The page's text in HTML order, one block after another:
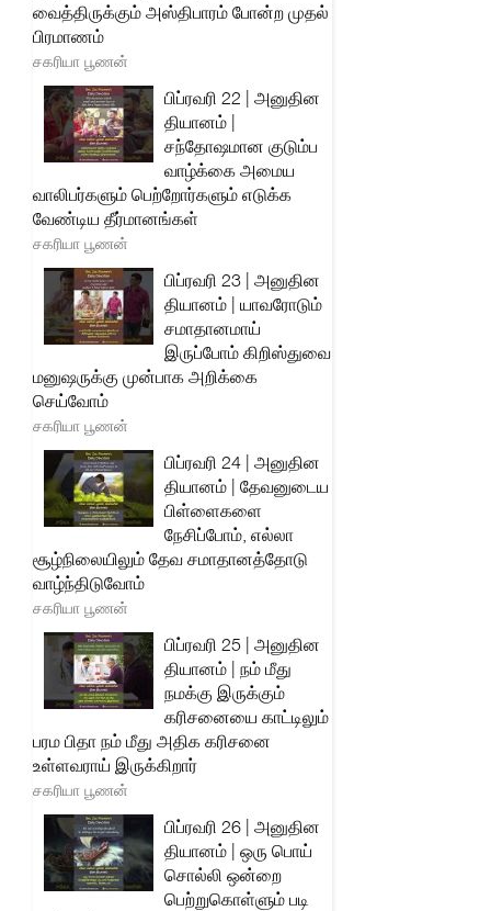
வைத்திருக்கும் அஸ்திபாரம் போன்ற முதல்
பிரமாணம்
சகரியா பூணன்
பிப்ரவரி 22 | அனுதின
தியானம் |
சந்தோஷமான குடும்ப
வாழ்க்கை அமைய
வாலிபர்களும் பெற்றோர்களும் எடுக்க
வேண்டிய தீர்மானங்கள்
சகரியா பூணன்
பிப்ரவரி 23 | அனுதின
தியானம் | யாவரோடும்
சமாதானமாய்
இருப்போம் கிறிஸ்துவை
மனுஷருக்கு முன்பாக அறிக்கை
செய்வோம்
சகரியா பூணன்
பிப்ரவரி 24 | அனுதின
தியானம் | தேவனுடைய
பிள்ளைகளை
நேசிப்போம், எல்லா
சூழ்நிலையிலும் தேவ சமாதானத்தோடு
வாழ்ந்திடுவோம்
சகரியா பூணன்
பிப்ரவரி 25 | அனுதின
தியானம் | நம் மீது
நமக்கு இருக்கும்
கரிசனையை காட்டிலும்
பரம பிதா நம் மீது அதிக கரிசனை
உள்ளவராய் இருக்கிறார்
சகரியா பூணன்
பிப்ரவரி 26 | அனுதின
தியானம் | ஒரு பொய்
சொல்லி ஒன்றை
பெற்றுகொள்ளும் படி